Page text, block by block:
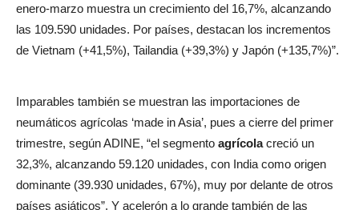
enero-marzo muestra un crecimiento del 16,7%, alcanzando
las 109.590 unidades. Por países, destacan los incrementos
de Vietnam (+41,5%), Tailandia (+39,3%) y Japón (+135,7%)”.
Imparables también se muestran las importaciones de
neumáticos agrícolas ‘made in Asia’, pues a cierre del primer
trimestre, según ADINE, “el segmento agrícolacreció un
32,3%, alcanzando 59.120 unidades, con India como origen
dominante (39.930 unidades, 67%), muy por delante de otros
países asiáticos”. Y acelerón a lo grande también de las